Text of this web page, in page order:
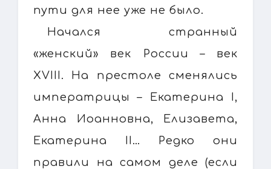
пути для нее уже не было.
Начался странный
«женский» век России – век
XVIII. На престоле сменялись
императрицы – Екатерина I,
Анна Иоанновна, Елизавета,
Екатерина II… Редко они
правили на самом деле (если